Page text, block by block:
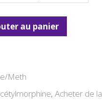
au panier
Meth
, Acheter de la